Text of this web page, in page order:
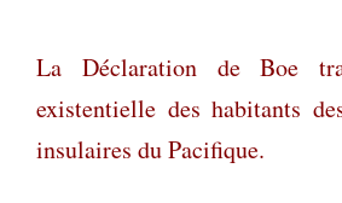
La Déclaration de Boe
existentielle des habitants
insulaires du Pacifique.